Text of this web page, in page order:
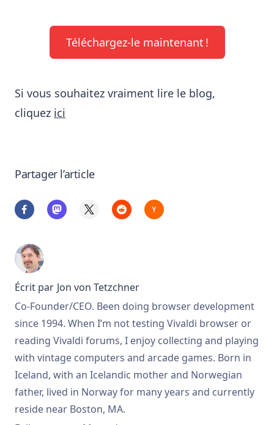
Téléchargez-le maintenant !
Si vous souhaitez vraiment lire le blog,
cliquez ici
Partager l’article
Écrit par Jon von Tetzchner
Co-Founder/CEO. Been doing browser development
since 1994. When I’m not testing Vivaldi browser or
reading Vivaldi forums, I enjoy collecting and playing
with vintage computers and arcade games. Born in
Iceland, with an Icelandic mother and Norwegian
father, lived in Norway for many years and currently
reside near Boston, MA.